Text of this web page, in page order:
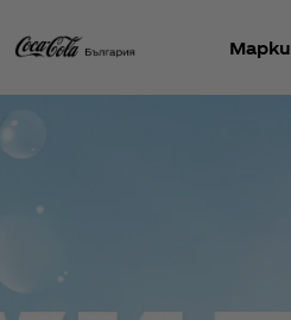
Марки